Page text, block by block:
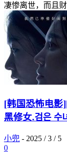
凄惨离世，而且
[韩国恐怖电影
黑修女.검은 수
小兜 - 2025 / 3 / 5
0